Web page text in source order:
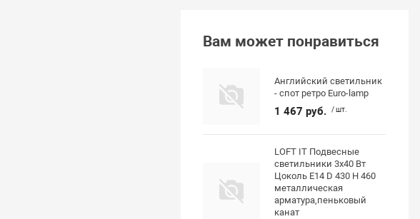
Вам может понравиться
Английский светильник
- спот ретро Euro-lamp
1 467 руб. / шт.
LOFT IT Подвесные
светильники 3x40 Вт
Цоколь E14 D 430 H 460
металлическая
арматура,пеньковый
канат